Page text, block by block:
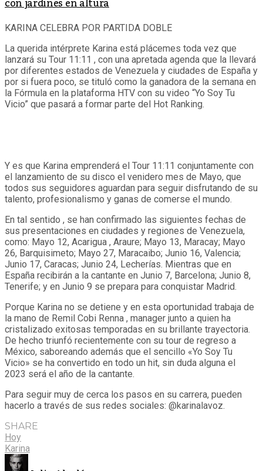
KARINA CELEBRA POR PARTIDA DOBLE
La querida intérprete Karina está plácemes toda vez que
lanzará su Tour 11:11 , con una apretada agenda que la llevará
por diferentes estados de Venezuela y ciudades de España y
por si fuera poco, se tituló como la ganadora de la semana en
la Fórmula en la plataforma HTV con su video “Yo Soy Tu
Vicio” que pasará a formar parte del Hot Ranking.
Y es que Karina emprenderá el Tour 11:11 conjuntamente con
el lanzamiento de su disco el venidero mes de Mayo, que
todos sus seguidores aguardan para seguir disfrutando de su
talento, profesionalismo y ganas de comerse el mundo.
En tal sentido , se han confirmado las siguientes fechas de
sus presentaciones en ciudades y regiones de Venezuela,
como: Mayo 12, Acarigua , Araure; Mayo 13, Maracay; Mayo
26, Barquisimeto; Mayo 27, Maracaibo; Junio 16, Valencia;
Junio 17, Caracas; Junio 24, Lecherías. Mientras que en
España recibirán a la cantante en Junio 7, Barcelona; Junio 8,
Tenerife; y en Junio 9 se prepara para conquistar Madrid.
Porque Karina no se detiene y en esta oportunidad trabaja de
la mano de Remil Cobi Renna , manager junto a quien ha
cristalizado exitosas temporadas en su brillante trayectoria.
De hecho triunfó recientemente con su tour de regreso a
México, saboreando además que el sencillo «Yo Soy Tu
Vicio» se ha convertido en todo un hit, sin duda alguna el
2023 será el año de la cantante.
Para seguir muy de cerca los pasos en su carrera, pueden
hacerlo a través de sus redes sociales: @karinalavoz.
SHARE
Hoy
Karina